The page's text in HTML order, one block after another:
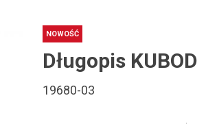
NOWOŚĆ
Długopis KUBOD
19680-03